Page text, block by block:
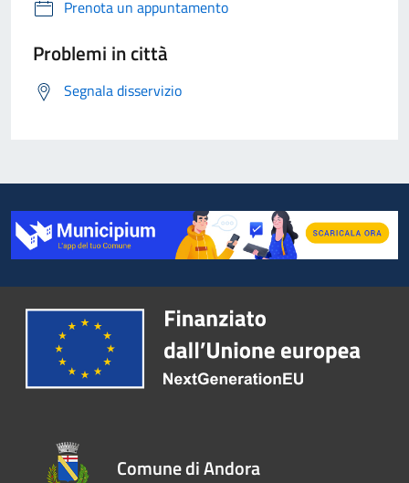
Prenota un appuntamento
Problemi in città
Segnala disservizio
Comune di Andora